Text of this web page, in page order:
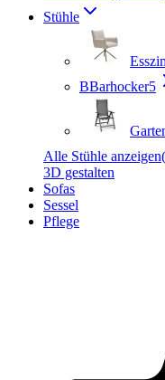
Stühle
BBarhocker5
Alle Stühle anzeigen(
3D gestalten
Sofas
Sessel
Pflege